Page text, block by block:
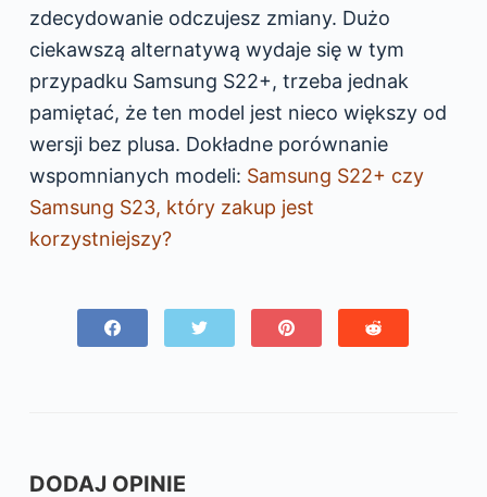
zdecydowanie odczujesz zmiany. Dużo
ciekawszą alternatywą wydaje się w tym
przypadku Samsung S22+, trzeba jednak
pamiętać, że ten model jest nieco większy od
wersji bez plusa. Dokładne porównanie
wspomnianych modeli: Samsung S22+ czy
Samsung S23, który zakup jest
korzystniejszy?
DODAJ OPINIE